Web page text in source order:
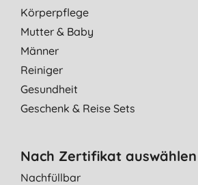
Körperpflege
Mutter & Baby
Männer
Reiniger
Gesundheit
Geschenk & Reise Sets
Nach Zertifikat auswählen
Nachfüllbar